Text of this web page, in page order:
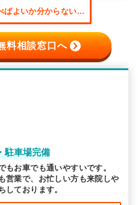
ばよいか分からない...
料相談窓口へ
駐車場完備
お車でも通いやすいです。
営業で、お忙しい方も来院しや
しております。